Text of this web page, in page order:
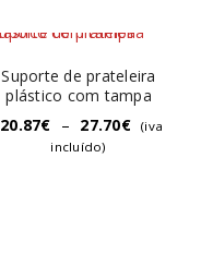
Suporte de prateleira
plástico com tampa
20.87€ – 27.70€
(iva
incluído)